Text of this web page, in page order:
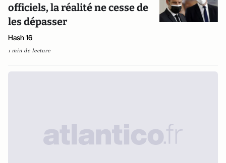
officiels, la réalité ne cesse de
les dépasser
Hash 16
1 min de lecture